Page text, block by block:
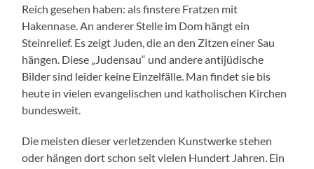
Reich gesehen haben: als finstere Fratzen mit
Hakennase. An anderer Stelle im Dom hängt ein
Steinrelief. Es zeigt Juden, die an den Zitzen einer Sau
hängen. Diese „Judensau“ und andere antijüdische
Bilder sind leider keine Einzelfälle. Man findet sie bis
heute in vielen evangelischen und katholischen Kirchen
bundesweit.
Die meisten dieser verletzenden Kunstwerke stehen
oder hängen dort schon seit vielen Hundert Jahren. Ein